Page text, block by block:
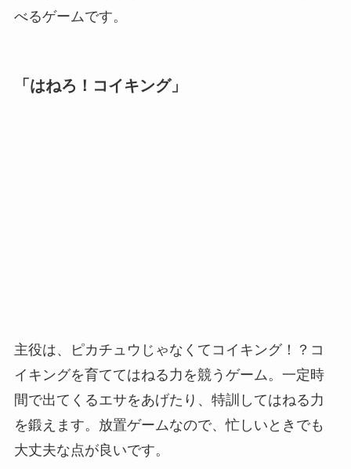
べるゲームです。
「はねろ！コイキング」
主役は、ピカチュウじゃなくてコイキング！？コ
イキングを育ててはねる力を競うゲーム。一定時
間で出てくるエサをあげたり、特訓してはねる力
を鍛えます。放置ゲームなので、忙しいときでも
大丈夫な点が良いです。